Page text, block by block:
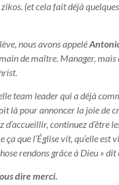
(et cela fait déjà
nous avons appelé
de maître. Manager, mais
team leader qui a déjà
là pour annoncer la joie de
continuez d’être
ça que l’Église vit, qu’elle
rendons grâce à Dieu »
dire merci.